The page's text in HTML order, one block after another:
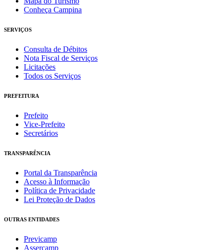
Conheça Campina
SERVIÇOS
Consulta de Débitos
Nota Fiscal de Serviços
Licitações
Todos os Serviços
PREFEITURA
Prefeito
Vice-Prefeito
Secretários
TRANSPARÊNCIA
Portal da Transparência
Acesso à Informação
Política de Privacidade
Lei Proteção de Dados
OUTRAS ENTIDADES
Previcamp
Assercamp